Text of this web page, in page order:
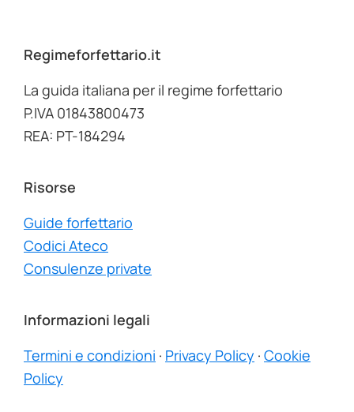
Footer
Regimeforfettario.it
La guida italiana per il regime forfettario
P.IVA 01843800473
REA: PT-184294
Risorse
Guide forfettario
Codici Ateco
Consulenze private
Informazioni legali
Termini e condizioni · Privacy Policy · Cookie
Policy